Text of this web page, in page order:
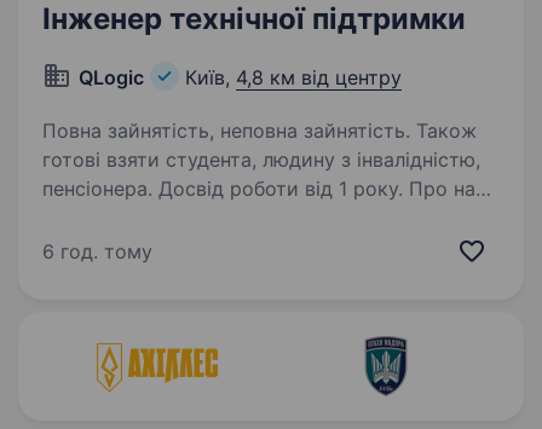
Інженер технічної підтримки
QLogic Київ, 4,8 км від центру
Повна зайнятість, неповна зайнятість. Також
готові взяти студента, людину з інвалідністю,
пенсіонера. Досвід роботи від 1 року. Про нас
постачальників у сфері автоматизації послуг,
понад десятирічний досвід роботи
на українському…
6 год. тому